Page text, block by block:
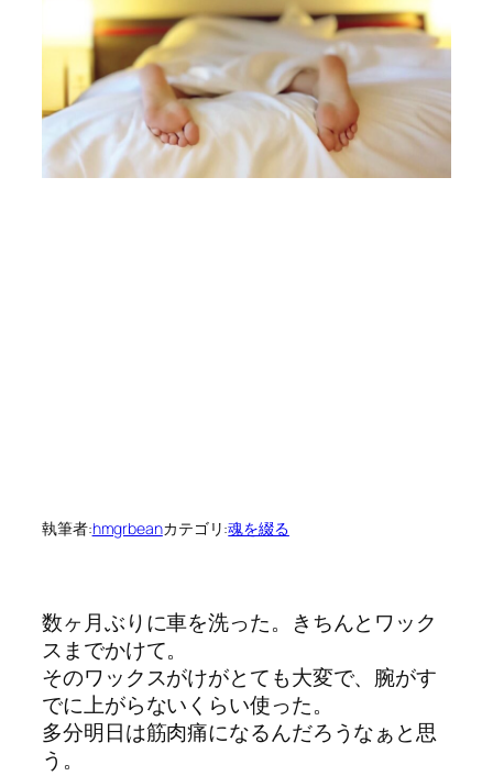
執筆者:hmgrbeanカテゴリ:魂を綴る
数ヶ月ぶりに車を洗った。きちんとワック
スまでかけて。
そのワックスがけがとても大変で、腕がす
でに上がらないくらい使った。
多分明日は筋肉痛になるんだろうなぁと思
う。